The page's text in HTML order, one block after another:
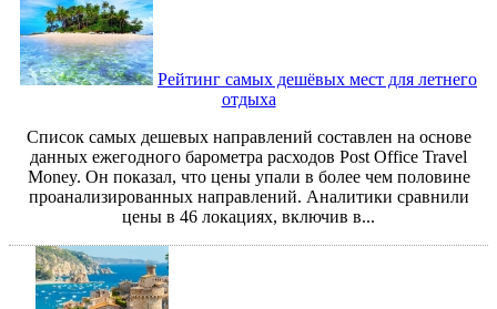
Рейтинг самых дешёвых мест для летнего
отдыха
Список самых дешевых направлений составлен на основе
данных ежегодного барометра расходов Post Office Travel
Money. Он показал, что цены упали в более чем половине
проанализированных направлений. Аналитики сравнили
цены в 46 локациях, включив в...